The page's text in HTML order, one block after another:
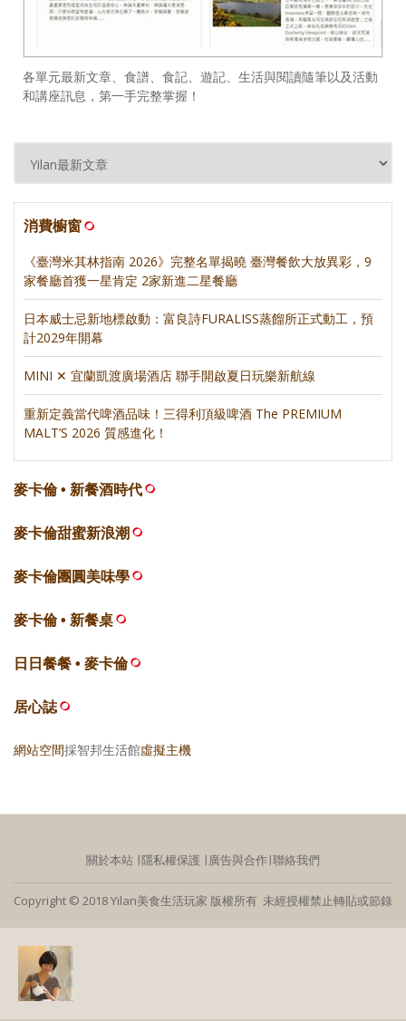
各單元最新文章、食譜、食記、遊記、生活與閱讀隨筆以及活動
和講座訊息，第一手完整掌握！
消費櫥窗
《臺灣米其林指南 2026》完整名單揭曉 臺灣餐飲大放異彩，9
家餐廳首獲一星肯定 2家新進二星餐廳
日本威士忌新地標啟動：富良詩FURALISS蒸餾所正式動工，預
計2029年開幕
MINI ✕ 宜蘭凱渡廣場酒店 聯手開啟夏日玩樂新航線
重新定義當代啤酒品味！三得利頂級啤酒 The PREMIUM
MALT’S 2026 質感進化！
麥卡倫 • 新餐酒時代
麥卡倫甜蜜新浪潮
麥卡倫團圓美味學
麥卡倫 • 新餐桌
日日餐餐 • 麥卡倫
居心誌
網站空間採智邦生活館虛擬主機
關於本站 ∣隱私權保護 ∣ 廣告與合作∣聯絡我們
Copyright © 2018 Yilan美食生活玩家 版權所有 未經授權禁止轉貼或節錄